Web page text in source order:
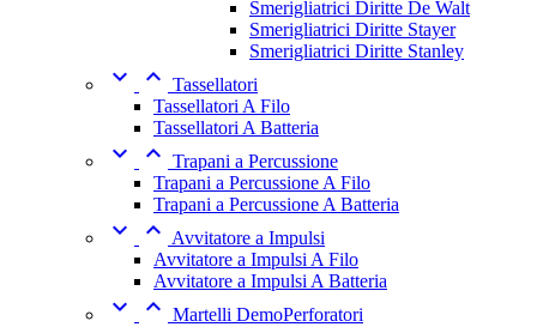
Smerigliatrici Diritte De Walt
Smerigliatrici Diritte Stayer
Smerigliatrici Diritte Stanley
  Tassellatori
Tassellatori A Filo
Tassellatori A Batteria
  Trapani a Percussione
Trapani a Percussione A Filo
Trapani a Percussione A Batteria
  Avvitatore a Impulsi
Avvitatore a Impulsi A Filo
Avvitatore a Impulsi A Batteria
  Martelli DemoPerforatori